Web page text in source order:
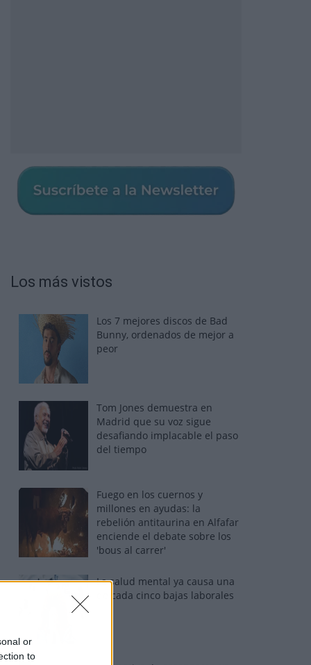
or
to
Los más vistos
Los 7 mejores discos de Bad
Bunny, ordenados de mejor a
peor
Tom Jones demuestra en
Madrid que su voz sigue
desafiando implacable el paso
del tiempo
Fuego en los cuernos y
millones en ayudas: la
rebelión antitaurina en Alfafar
enciende el debate sobre los
'bous al carrer'
La salud mental ya causa una
de cada cinco bajas laborales